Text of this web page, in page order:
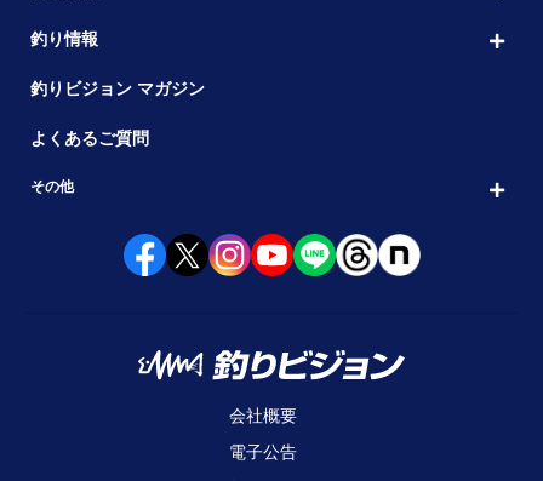
釣り情報
釣りビジョン マガジン
よくあるご質問
その他
会社概要
電子公告